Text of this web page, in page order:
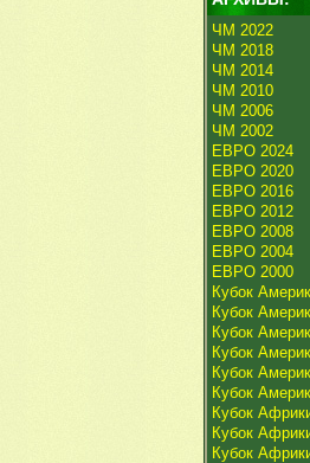
ЧМ 2022
ЧМ 2018
ЧМ 2014
ЧМ 2010
ЧМ 2006
ЧМ 2002
ЕВРО 2024
ЕВРО 2020
ЕВРО 2016
ЕВРО 2012
ЕВРО 2008
ЕВРО 2004
ЕВРО 2000
Кубок
Кубок
Кубок
Кубок
Кубок
Кубок
Кубок
Кубок
Кубок